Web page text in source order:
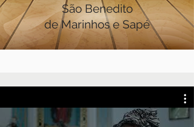
São Benedito
de Marinhos e Sapé